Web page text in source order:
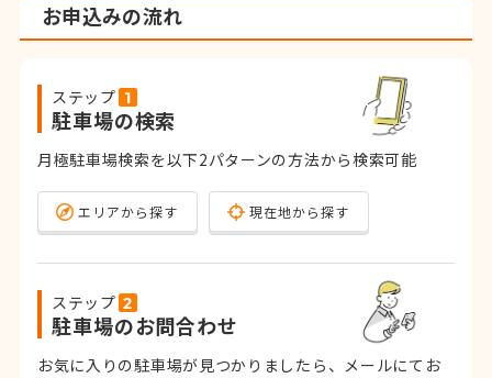
お申込みの流れ
ステップ
駐車場の検索
月極駐車場検索を以下2パターンの方法から検索可能
エリアから探す 現在地から探す
ステップ
駐車場のお問合わせ
お気に入りの駐車場が見つかりましたら、メールにてお